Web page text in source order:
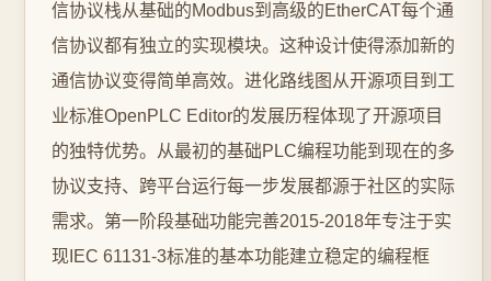
信协议栈从基础的Modbus到高级的EtherCAT每个通
信协议都有独立的实现模块。这种设计使得添加新的
通信协议变得简单高效。进化路线图从开源项目到工
业标准OpenPLC Editor的发展历程体现了开源项目
的独特优势。从最初的基础PLC编程功能到现在的多
协议支持、跨平台运行每一步发展都源于社区的实际
需求。第一阶段基础功能完善2015-2018年专注于实
现IEC 61131-3标准的基本功能建立稳定的编程框